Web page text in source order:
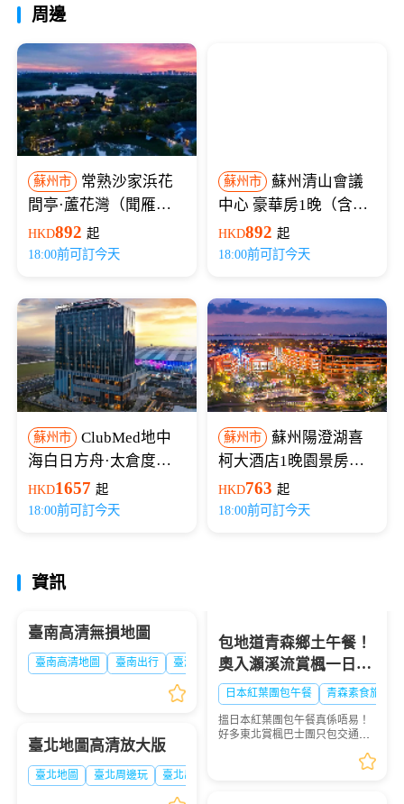
周邊
蘇州市
常熟沙家浜花
間亭·蘆花灣（聞雁寄
廬大牀房/流雲凌波雙牀
房+雙早+沙家浜夜場實
HKD892 起
18:00前可訂今天
蘇州市
蘇州清山會議
中心 豪華房1晚（含早
+雙人蘇州熱雪奇蹟一
日單次全雪道滑雪票）
HKD892 起
18:00前可訂今天
蘇州市
ClubMed地中
海白日方舟·太倉度假
村 高級房（1晚含早
+雙人初級道滑雪/2晚
HKD1657 起
18:00前可訂今天
蘇州市
蘇州陽澄湖喜
柯大酒店1晚園景房
（雙人早餐+大閘蟹文
化館入館門票等禮遇）
HKD763 起
18:00前可訂今天
資訊
臺南高清無損地圖
臺南高清地圖 臺南出行 臺灣地圖
臺北地圖高清放大版
臺北地圖 臺北周邊玩 臺北出行地圖
包地道青森鄉土午餐！
奧入瀨溪流賞楓一日團
｜素食餐可預約，溪谷
紅葉配在地料理🍁
日本紅葉團包午餐 青森素食旅行團
搵日本紅葉團包午餐真係唔易！
好多東北賞楓巴士團只包交通，
食，趕時間又揀唔到地道美食。